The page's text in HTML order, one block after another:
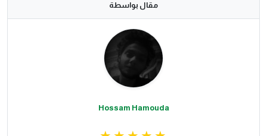
مقال بواسطة
Hossam Hamouda